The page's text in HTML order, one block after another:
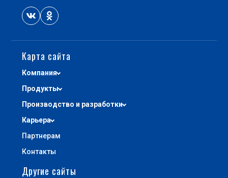
Карта сайта
Компания
Продукты
Производство и разработки
Карьера
Партнерам
Контакты
Другие сайты